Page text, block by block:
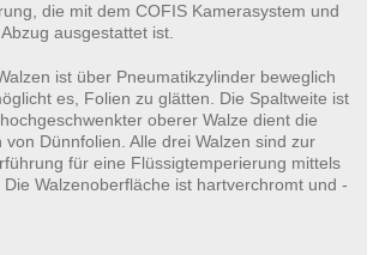
die mit dem COFIS Kamerasystem und
ausgestattet ist.
ist über Pneumatikzylinder beweglich
es, Folien zu glätten. Die Spaltweite ist
oberer Walze dient die
Dünnfolien. Alle drei Walzen sind zur
für eine Flüssigtemperierung mittels
Walzenoberfläche ist hartverchromt und -